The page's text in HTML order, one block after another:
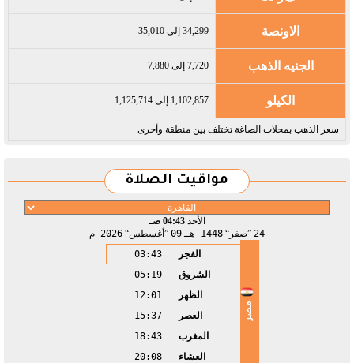
الاونصة 34,299 إلى 35,010
الجنيه الذهب 7,720 إلى 7,880
الكيلو 1,102,857 إلى 1,125,714
سعر الذهب بمحلات الصاغة تختلف بين منطقة وأخرى
مواقيت الصلاة
الأحد04:43 صـ
24
صفر 1448 هـ 09 أغسطس 2026 م
مصر
الفجر
03:43
الشروق
05:19
الظهر
12:01
العصر
15:37
المغرب
18:43
العشاء
20:08